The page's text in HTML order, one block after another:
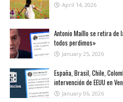
April 14, 2026
Antonio Maíllo se retira de
todos perdimos»
January 25, 2026
España, Brasil, Chile,
intervención de EEUU en
January 06, 2026